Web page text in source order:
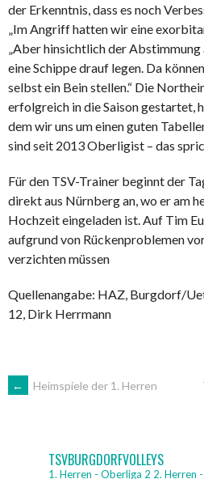
der Erkenntnis, dass es noch
„Im Angriff hatten wir eine
„Aber hinsichtlich der
eine Schippe drauf legen. Da
selbst ein Bein stellen.“ Die
erfolgreich in die Saison gestartet,
dem wir uns um einen guten
sind seit 2013 Oberligist – das
Für den TSV-Trainer beginnt der
direkt aus Nürnberg an, wo er am
Hochzeit eingeladen ist. Auf Tim
aufgrund von Rückenproblemen
verzichten müssen
Quellenangabe: HAZ, Burgdorf/
12, Dirk Herrmann
ARTIKEL-
← Heimspiele der 1. Herren
TSVBURGDORFVOLLEYS
1. Herren - Oberliga 2 2. Herren